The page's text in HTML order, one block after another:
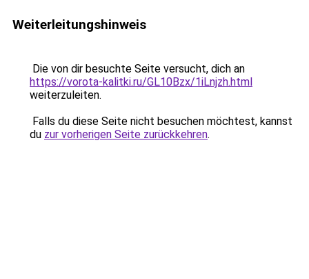
Weiterleitungshinweis
Die von dir besuchte Seite versucht, dich an
https://vorota-kalitki.ru/GL10Bzx/1iLnjzh.html
weiterzuleiten.
Falls du diese Seite nicht besuchen möchtest, kannst
du zur vorherigen Seite zurückkehren.